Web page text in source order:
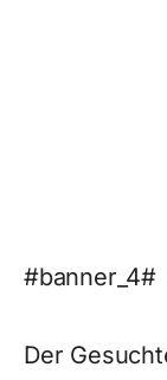
#banner_4#
Der